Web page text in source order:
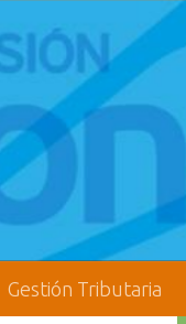
Gestión Tributaria